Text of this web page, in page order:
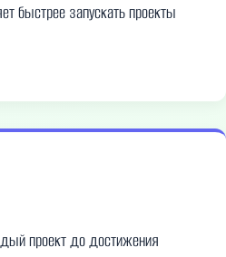
быстрее запускать проекты
проект до достижения